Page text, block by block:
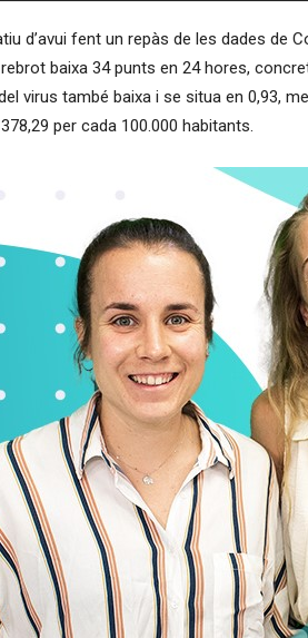
d’avui fent un repàs de les dades de
baixa 34 punts en 24 hores,
virus també baixa i se situa en 0,93,
per cada 100.000 habitants.